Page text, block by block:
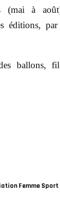
(mai à
éditions,
ballons,
Femme